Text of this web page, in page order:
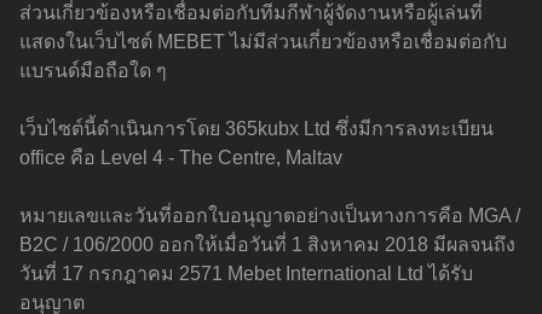
ส่วนเกี่ยวข้องหรือเชื่อมต่อกับทีมกีฬาผู้จัดงานหรือผู้เล่นที่
แสดงในเว็บไซต์ MEBET ไม่มีส่วนเกี่ยวข้องหรือเชื่อมต่อกับ
แบรนด์มือถือใด ๆ
เว็บไซต์นี้ดำเนินการโดย 365kubx Ltd ซึ่งมีการลงทะเบียน
office คือ Level 4 - The Centre, Maltav
หมายเลขและวันที่ออกใบอนุญาตอย่างเป็นทางการคือ MGA /
B2C / 106/2000 ออกให้เมื่อวันที่ 1 สิงหาคม 2018 มีผลจนถึง
วันที่ 17 กรกฎาคม 2571 Mebet International Ltd ได้รับ
อนุญาต